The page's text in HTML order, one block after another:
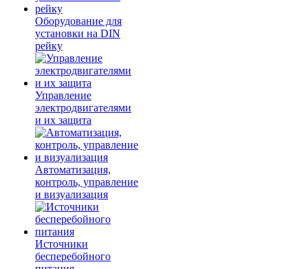
Оборудование для
установки на DIN
рейку
Управление
электродвигателями
и их защита
Автоматизация,
контроль, управление
и визуализация
Источники
бесперебойного